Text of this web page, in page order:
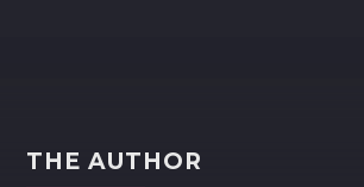
THE AUTHOR